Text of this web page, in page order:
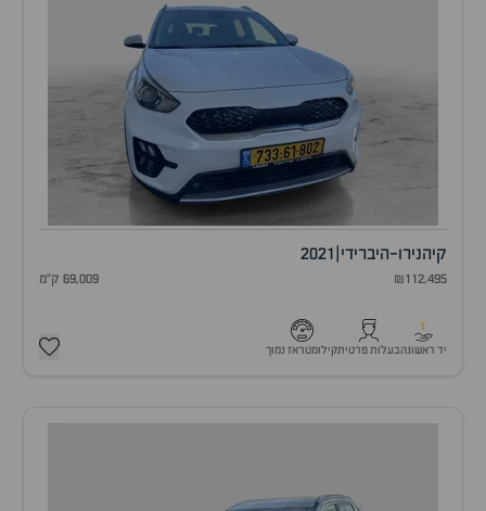
קיהנירו-היברידי 2021
₪112,495 69,009 ק"מ
1
יד ראשונהבעלות פרטיתקילומטראז נמוך